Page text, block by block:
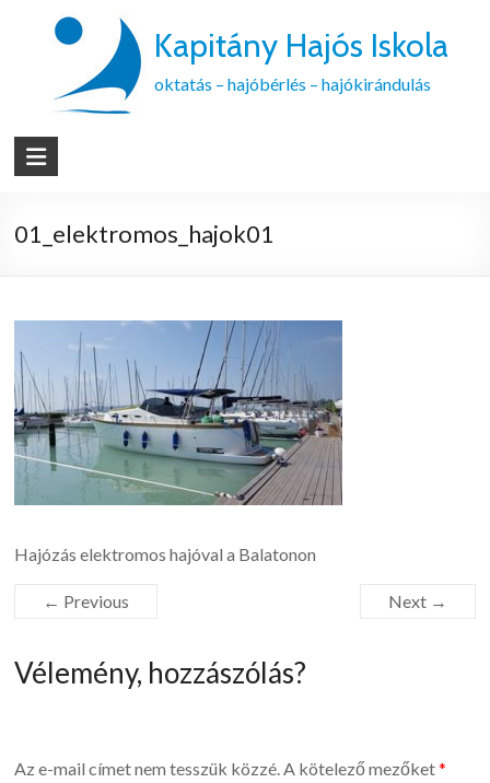
Kapitány Hajós Iskola
oktatás – hajóbérlés – hajókirándulás
01_elektromos_hajok01
Hajózás elektromos hajóval a Balatonon
← Previous Next →
Vélemény, hozzászólás?
Az e-mail címet nem tesszük közzé.A kötelező mezőket*